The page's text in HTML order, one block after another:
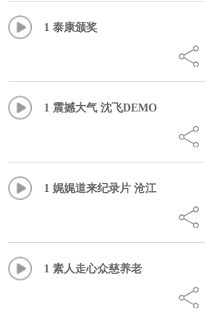
1 泰康颁奖
1 震撼大气 沈飞DEMO
1 娓娓道来纪录片 沧江
1 素人走心众慈养老